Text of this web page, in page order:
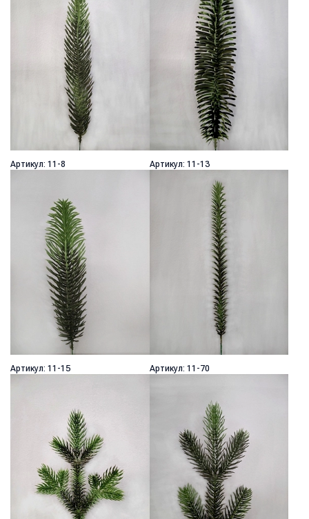
Артикул: 11-8 Артикул: 11-13
Артикул: 11-15 Артикул: 11-70